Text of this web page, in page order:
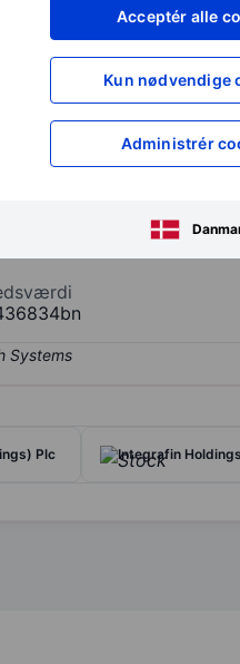
Acceptér alle
Kun nødvendige
Administrér
in the UK. The
operations segment.
Europe, North and South
Plc Integrafin